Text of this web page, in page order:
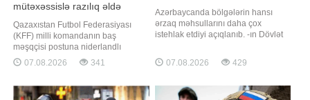
mütəxəssislə razılıq əldə
olundu
Qazaxıstan Futbol Federasiyası
(KFF) milli komandanın baş
məşqçisi postuna niderlandlı
mütəxəssis Con van't Sxipi
gətirməklə bağlı yekun razılıq əldə
nin rəsmi saytı məlumat yayıb.
07.08.2026 341
Azərbaycanda bölgələrin hansı
ərzaq məhsullarını daha çox
istehlak etdiyi açıqlanıb. -ın Dövlət
məlumata görə, son dövrlər iqtisadi
rayonlar üzrə qida məhsullarının
fərqlər müşahidə olunub. Belə ki,
07.08.2026 429